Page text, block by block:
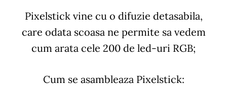
Pixelstick vine cu o difuzie detasabila,
care odata scoasa ne permite sa vedem
cum arata cele 200 de led-uri RGB;
Cum se asambleaza Pixelstick: